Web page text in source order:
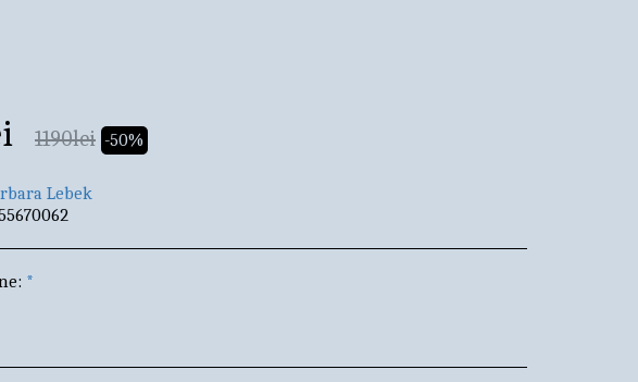
1190lei -50%
Lebek
*